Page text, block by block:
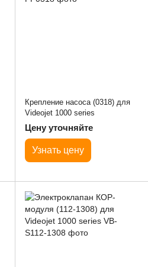
Крепление насоса (0318) для
Videojet 1000 series
Цену уточняйте
Узнать цену